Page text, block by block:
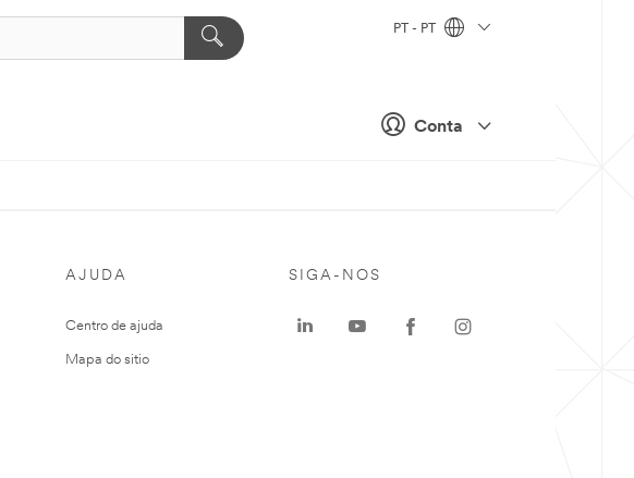
Conta
PT - PT
AJUDA
Centro de ajuda
Mapa do sitio
SIGA-NOS